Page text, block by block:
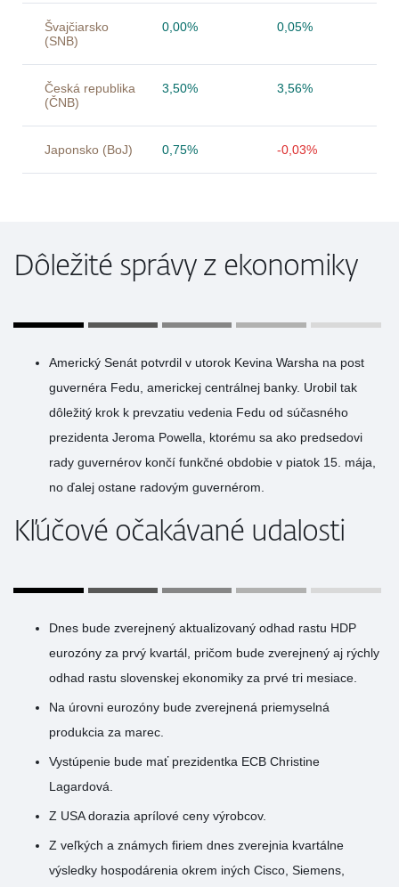
Švajčiarsko
(SNB)
0,00% 0,05%
Česká republika
(ČNB)
3,50% 3,56%
Japonsko (BoJ) 0,75% -0,03%
Dôležité správy z ekonomiky
Americký Senát potvrdil v utorok Kevina Warsha na post
guvernéra Fedu, americkej centrálnej banky. Urobil tak
dôležitý krok k prevzatiu vedenia Fedu od súčasného
prezidenta Jeroma Powella, ktorému sa ako predsedovi
rady guvernérov končí funkčné obdobie v piatok 15. mája,
no ďalej ostane radovým guvernérom.
Kľúčové očakávané udalosti
Dnes bude zverejnený aktualizovaný odhad rastu HDP
eurozóny za prvý kvartál, pričom bude zverejnený aj rýchly
odhad rastu slovenskej ekonomiky za prvé tri mesiace.
Na úrovni eurozóny bude zverejnená priemyselná
produkcia za marec.
Vystúpenie bude mať prezidentka ECB Christine
Lagardová.
Z USA dorazia aprílové ceny výrobcov.
Z veľkých a známych firiem dnes zverejnia kvartálne
výsledky hospodárenia okrem iných Cisco, Siemens,